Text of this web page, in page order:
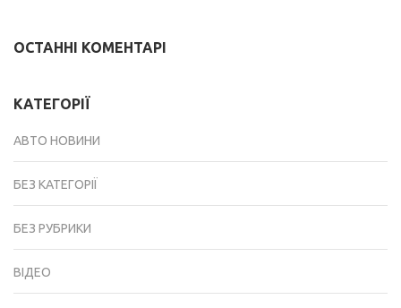
ОСТАННІ КОМЕНТАРІ
КАТЕГОРІЇ
АВТО НОВИНИ
БЕЗ КАТЕГОРІЇ
БЕЗ РУБРИКИ
ВІДЕО